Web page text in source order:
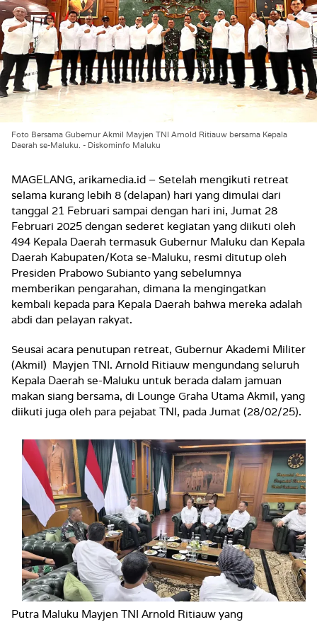
Foto Bersama Gubernur Akmil Mayjen TNI Arnold Ritiauw bersama Kepala
Daerah se-Maluku. - Diskominfo Maluku
MAGELANG, arikamedia.id – Setelah mengikuti retreat
selama kurang lebih 8 (delapan) hari yang dimulai dari
tanggal 21 Februari sampai dengan hari ini, Jumat 28
Februari 2025 dengan sederet kegiatan yang diikuti oleh
494 Kepala Daerah termasuk Gubernur Maluku dan Kepala
Daerah Kabupaten/Kota se-Maluku, resmi ditutup oleh
Presiden Prabowo Subianto yang sebelumnya
memberikan pengarahan, dimana Ia mengingatkan
kembali kepada para Kepala Daerah bahwa mereka adalah
abdi dan pelayan rakyat.
Seusai acara penutupan retreat, Gubernur Akademi Militer
(Akmil) Mayjen TNI. Arnold Ritiauw mengundang seluruh
Kepala Daerah se-Maluku untuk berada dalam jamuan
makan siang bersama, di Lounge Graha Utama Akmil, yang
diikuti juga oleh para pejabat TNI, pada Jumat (28/02/25).
Putra Maluku Mayjen TNI Arnold Ritiauw yang